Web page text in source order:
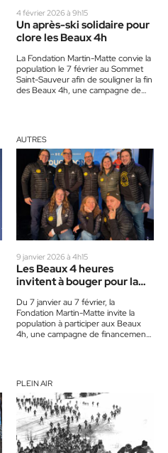
4 février 2026 à 9h15
Un après-ski solidaire pour
clore les Beaux 4h
La Fondation Martin-Matte convie la
population le 7 février au Sommet
Saint-Sauveur afin de souligner la fin
des Beaux 4h, une campagne de
AUTRES
9 janvier 2026 à 4h15
Les Beaux 4 heures
invitent à bouger pour la
Du 7 janvier au 7 février, la
Fondation Martin-Matte invite la
population à participer aux Beaux
4h, une campagne de financement
PLEIN AIR